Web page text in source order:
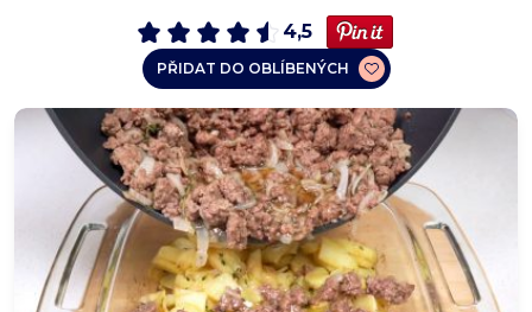
4,5
PŘIDAT DO OBLÍBENÝCH